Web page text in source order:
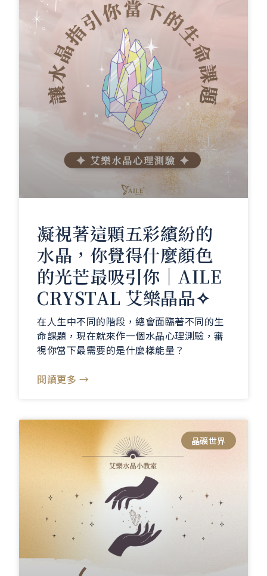
凝視著這顆五彩繽紛的
水晶，你覺得什麼顏色
的光芒最吸引你｜AILE
CRYSTAL 艾樂晶品✧
在人生中不同的階段，總會面臨著不同的生
命課題，現在就來作一個水晶心理測驗，審
視你當下最需要的是什麼樣能量？
閱讀更多 →
晶礦世界